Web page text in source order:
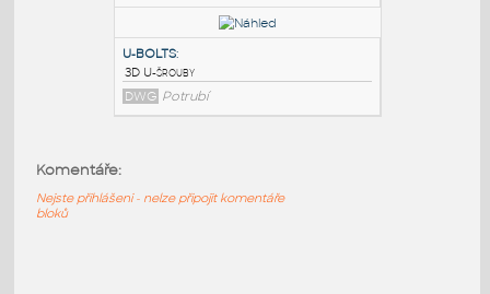
:
pipe fitting
DWG Potrubí
DWG
Potrubí
Komentáře:
Nejste přihlášeni - nelze připojit komentáře
bloků